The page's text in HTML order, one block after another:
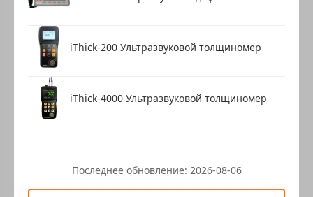
iThick-200 Ультразвуковой толщиномер
iThick-4000 Ультразвуковой толщиномер
Последнее обновление: 2026-08-06